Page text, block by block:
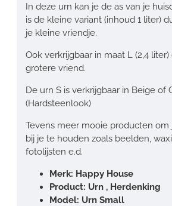
In deze urn kan je de as van je
is de kleine variant (inhoud 1 liter)
je kleine vriendje.
Ook verkrijgbaar in maat L (2,4
grotere vriend.
De urn S is verkrijgbaar in Beige of
(Hardsteenlook)
Tevens meer mooie producten om
bij je te houden zoals beelden,
fotolijsten e.d.
Merk: Happy House
Product: Urn , Herdenking
Model: Urn Small